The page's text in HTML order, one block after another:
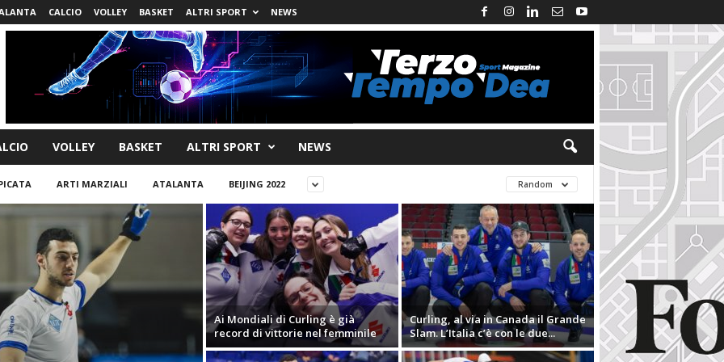
CALCIO VOLLEY BASKET ALTRI SPORT NEWS
VOLLEY BASKET ALTRI SPORT NEWS
ARTI MARZIALI ATALANTA BEIJING 2022 Random
Ai Mondiali di Curling è già
record di vittorie nel femminile
Curling, al via in Canada il Grande
Slam. L’Italia c’è con le due...